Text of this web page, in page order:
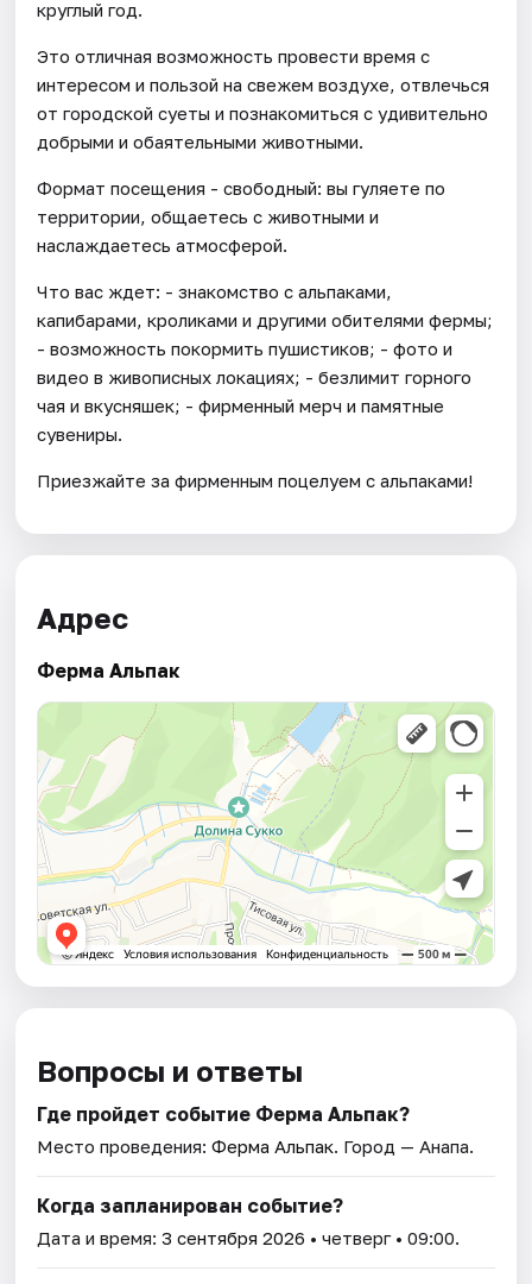
круглый год.
Это отличная возможность провести время с
интересом и пользой на свежем воздухе, отвлечься
от городской суеты и познакомиться с удивительно
добрыми и обаятельными животными.
Формат посещения - свободный: вы гуляете по
территории, общаетесь с животными и
наслаждаетесь атмосферой.
Что вас ждет: - знакомство с альпаками,
капибарами, кроликами и другими обителями фермы;
- возможность покормить пушистиков; - фото и
видео в живописных локациях; - безлимит горного
чая и вкусняшек; - фирменный мерч и памятные
сувениры.
Приезжайте за фирменным поцелуем с альпаками!
Адрес
Ферма Альпак
Вопросы и ответы
Где пройдет событие Ферма Альпак?
Место проведения:Ферма Альпак. Город — Анапа.
Когда запланирован событие?
Дата и время:3 сентября 2026 • четверг • 09:00.